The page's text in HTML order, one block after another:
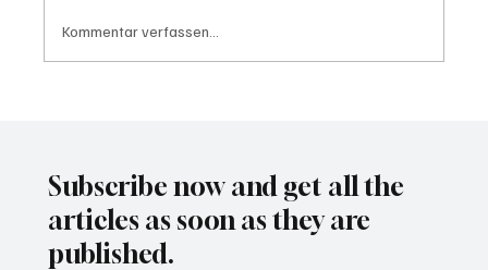
Kommentar verfassen...
Subscribe now and get all the
articles as soon as they are
published.